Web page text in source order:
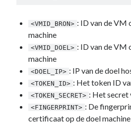
<VMID_BRON> : ID van de VM
machine
<VMID_DOEL> : ID van de VM
machine
<DOEL_IP> : IP van de doel
<TOKEN_ID> : Het token ID
<TOKEN_SECRET> : Het secret
<FINGERPRINT> : De
certificaat op de doel machine